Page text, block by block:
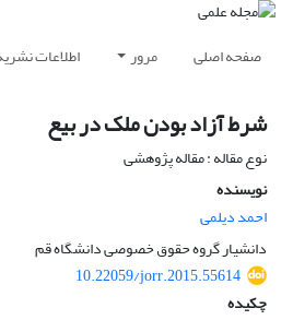
صفحه اصلی مرور اطلاعات
شرط آزاد بودن ملک در بیع
نوع مقاله : مقاله پژوهشی
نویسنده
احمد دیلمی
دانشیار گروه حقوق خصوصی دانشگاه قم
10.22059/jorr.2015.55614
چکیده